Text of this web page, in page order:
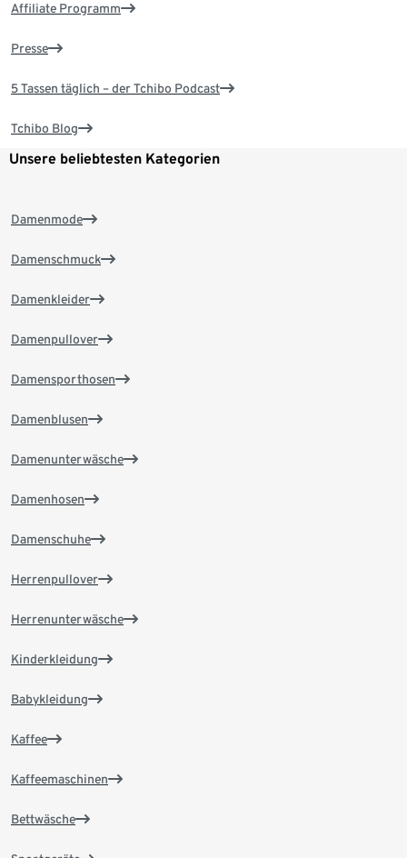
Affiliate Programm
Presse
5 Tassen täglich – der Tchibo Podcast
Tchibo Blog
Unsere beliebtesten Kategorien
Damenmode
Damenschmuck
Damenkleider
Damenpullover
Damensporthosen
Damenblusen
Damenunterwäsche
Damenhosen
Damenschuhe
Herrenpullover
Herrenunterwäsche
Kinderkleidung
Babykleidung
Kaffee
Kaffeemaschinen
Bettwäsche